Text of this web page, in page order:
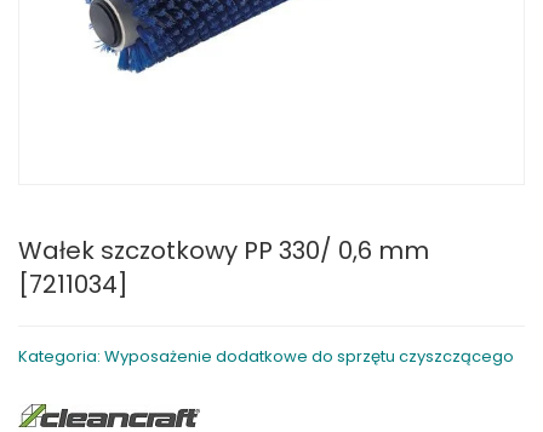
Wałek szczotkowy PP 330/ 0,6 mm
[7211034]
Kategoria: Wyposażenie dodatkowe do sprzętu czyszczącego